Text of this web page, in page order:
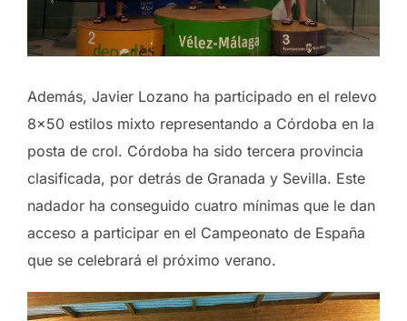
Además, Javier Lozano ha participado en el relevo
8×50 estilos mixto representando a Córdoba en la
posta de crol. Córdoba ha sido tercera provincia
clasificada, por detrás de Granada y Sevilla. Este
nadador ha conseguido cuatro mínimas que le dan
acceso a participar en el Campeonato de España
que se celebrará el próximo verano.